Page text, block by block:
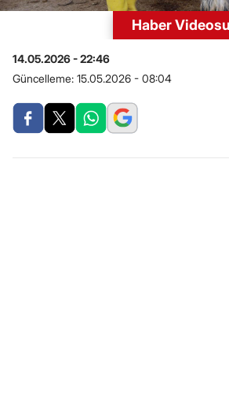
Haber
14.05.2026 - 22:46
Güncelleme: 15.05.2026 - 08:04